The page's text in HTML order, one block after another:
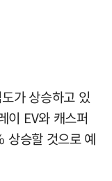
가 상승하고 있
이 EV와 캐스퍼
승할 것으로 예